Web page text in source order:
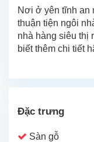
Nơi ở yên tĩnh an
thuận tiện ngôi
nhà hàng siêu thị
biết thêm chi tiết
Đặc trưng
Sàn gỗ